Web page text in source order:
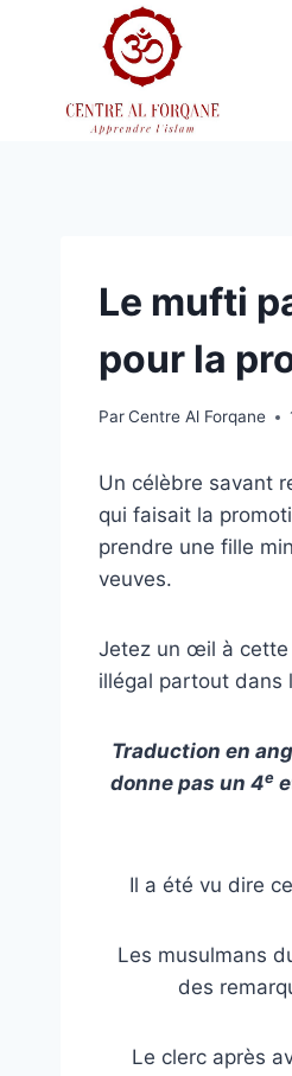
Le mufti
pour la
ParCentre Al Forqane
Un célèbre savant
qui faisait la
prendre une fille
veuves.
Jetez un œil à cette
illégal partout dans
Traduction en
donne pas un 4e
Il a été vu dire
Les musulmans
des
Le clerc après